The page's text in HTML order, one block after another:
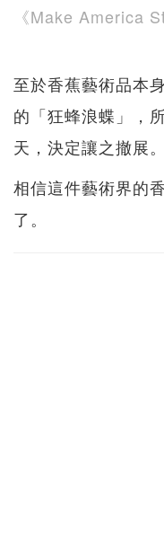
《Make America
至於香蕉藝術品本
的「狂蜂浪蝶」，
天，決定讓之撤展。
相信這件藝術界的
了。